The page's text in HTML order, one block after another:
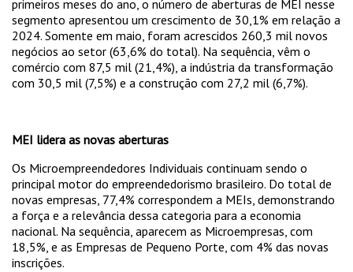
primeiros meses do ano, o número de aberturas de MEI nesse
segmento apresentou um crescimento de 30,1% em relação a
2024. Somente em maio, foram acrescidos 260,3 mil novos
negócios ao setor (63,6% do total). Na sequência, vêm o
comércio com 87,5 mil (21,4%), a indústria da transformação
com 30,5 mil (7,5%) e a construção com 27,2 mil (6,7%).
MEI lidera as novas aberturas
Os Microempreendedores Individuais continuam sendo o
principal motor do empreendedorismo brasileiro. Do total de
novas empresas, 77,4% correspondem a MEIs, demonstrando
a força e a relevância dessa categoria para a economia
nacional. Na sequência, aparecem as Microempresas, com
18,5%, e as Empresas de Pequeno Porte, com 4% das novas
inscrições.